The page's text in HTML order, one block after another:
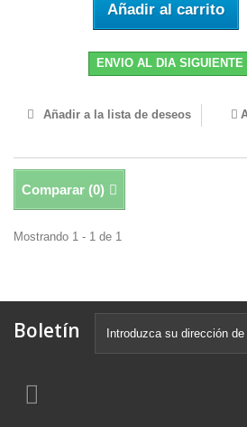
Añadir al carrito
ENVIO AL DIA SIGUIENTE
Añadir a la lista de deseos
Comparar (0)
Mostrando 1 - 1 de 1
Boletín